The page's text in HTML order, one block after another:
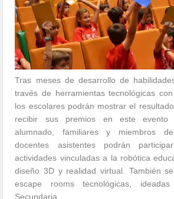
Tras meses de desarrollo de
través de herramientas tecnológicas
los escolares podrán mostrar el
recibir sus premios en este evento
alumnado, familiares y miembros
docentes asistentes podrán
actividades vinculadas a la robótica
diseño 3D y realidad virtual. También
escape rooms tecnológicas,
Secundaria.